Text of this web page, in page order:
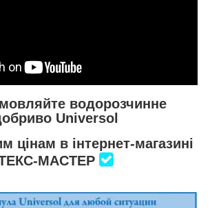
водорозчинне
Universol
цінам в інтернет-магазині
МАСТЕР